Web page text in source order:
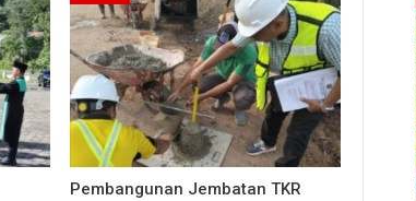
Pembangunan Jembatan TKR